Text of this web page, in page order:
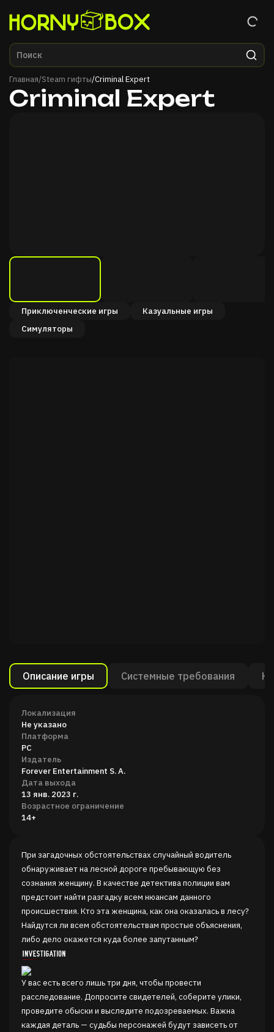
Главная/Steam гифты/Criminal Expert
Criminal Expert
Приключенческие игры
Казуальные игры
Симуляторы
Описание игры Системные требования
Локализация
Не указано
Платформа
PC
Издатель
Forever Entertainment S. A.
Дата выхода
13 янв. 2023 г.
Возрастное ограничение
14+
При загадочных обстоятельствах случайный водитель
обнаруживает на лесной дороге пребывающую без
сознания женщину. В качестве детектива полиции вам
предстоит найти разгадку всем нюансам данного
происшествия. Кто эта женщина, как она оказалась в лесу?
Найдутся ли всем обстоятельствам простые объяснения,
либо дело окажется куда более запутанным?
У вас есть всего лишь три дня, чтобы провести
расследование. Допросите свидетелей, соберите улики,
проведите обыски и выследите подозреваемых. Важна
каждая деталь — судьбы персонажей будут зависеть от